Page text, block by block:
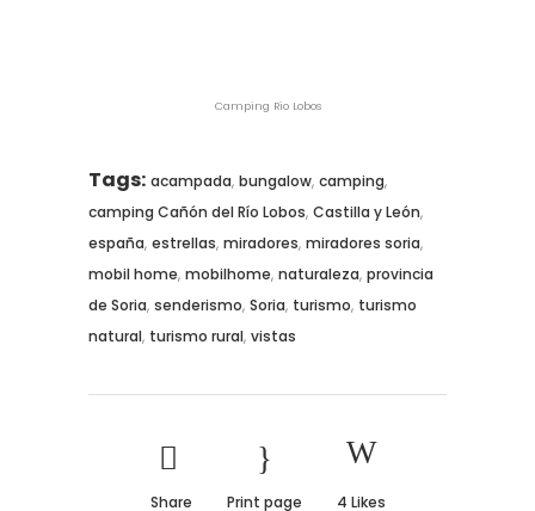
Camping Rio Lobos
Tags: acampada, bungalow, camping,
camping Cañón del Río Lobos, Castilla y León,
españa, estrellas, miradores, miradores soria,
mobil home, mobilhome, naturaleza, provincia
de Soria, senderismo, Soria, turismo, turismo
natural, turismo rural, vistas
Share Print page 4 Likes